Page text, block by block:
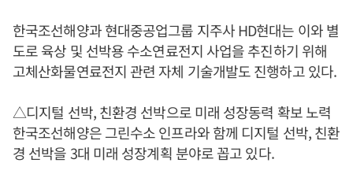
한국조선해양과 현대중공업그룹 지주사 HD현대는 이와 별
도로 육상 및 선박용 수소연료전지 사업을 추진하기 위해
고체산화물연료전지 관련 자체 기술개발도 진행하고 있다.
△디지털 선박, 친환경 선박으로 미래 성장동력 확보 노력
한국조선해양은 그린수소 인프라와 함께 디지털 선박, 친환
경 선박을 3대 미래 성장계획 분야로 꼽고 있다.